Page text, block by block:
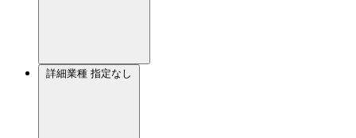
詳細業種 指定なし